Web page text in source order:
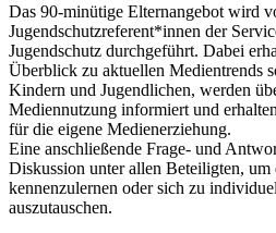
Das 90-minütige Elternangebot wird
Jugendschutzreferent*innen der
Jugendschutz durchgeführt. Dabei
Überblick zu aktuellen Medientrends
Kindern und Jugendlichen, werden
Mediennutzung informiert und
für die eigene Medienerziehung.
Eine anschließende Frage- und
Diskussion unter allen Beteiligten,
kennenzulernen oder sich zu
auszutauschen.